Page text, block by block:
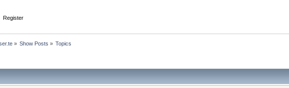
Register
» Show Posts » Topics